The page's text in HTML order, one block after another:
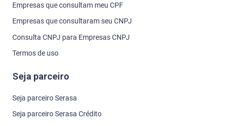
Empresas que consultam meu CPF
Empresas que consultaram seu CNPJ
Consulta CNPJ para Empresas CNPJ
Termos de uso
Seja parceiro
Seja parceiro Serasa
Seja parceiro Serasa Crédito